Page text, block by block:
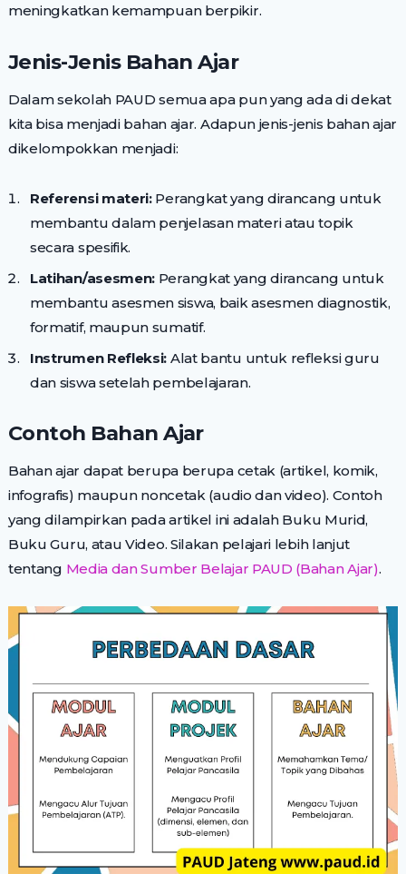
meningkatkan kemampuan berpikir.
Jenis-Jenis Bahan Ajar
Dalam sekolah PAUD semua apa pun yang ada di dekat
kita bisa menjadi bahan ajar. Adapun jenis-jenis bahan ajar
dikelompokkan menjadi:
Referensi materi:Perangkat yang dirancang untuk
membantu dalam penjelasan materi atau topik
secara spesifik.
Latihan/asesmen: Perangkat yang dirancang untuk
membantu asesmen siswa, baik asesmen diagnostik,
formatif, maupun sumatif.
Instrumen Refleksi: Alat bantu untuk refleksi guru
dan siswa setelah pembelajaran.
Contoh Bahan Ajar
Bahan ajar dapat berupa berupa cetak (artikel, komik,
infografis) maupun noncetak (audio dan video). Contoh
yang dilampirkan pada artikel ini adalah Buku Murid,
Buku Guru, atau Video. Silakan pelajari lebih lanjut
tentang Media dan Sumber Belajar PAUD (Bahan Ajar).